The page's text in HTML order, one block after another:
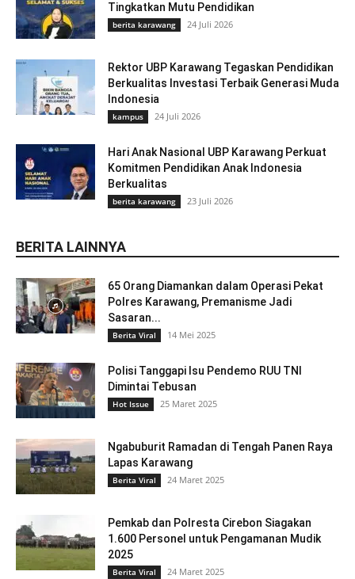
Tingkatkan Mutu Pendidikan
berita karawang 24 Juli 2026
Rektor UBP Karawang Tegaskan Pendidikan
Berkualitas Investasi Terbaik Generasi Muda
Indonesia
kampus 24 Juli 2026
Hari Anak Nasional UBP Karawang Perkuat
Komitmen Pendidikan Anak Indonesia
Berkualitas
berita karawang 23 Juli 2026
BERITA LAINNYA
65 Orang Diamankan dalam Operasi Pekat
Polres Karawang, Premanisme Jadi
Sasaran...
Berita Viral 14 Mei 2025
Polisi Tanggapi Isu Pendemo RUU TNI
Dimintai Tebusan
Hot Issue 25 Maret 2025
Ngabuburit Ramadan di Tengah Panen Raya
Lapas Karawang
Berita Viral 24 Maret 2025
Pemkab dan Polresta Cirebon Siagakan
1.600 Personel untuk Pengamanan Mudik
2025
Berita Viral 24 Maret 2025